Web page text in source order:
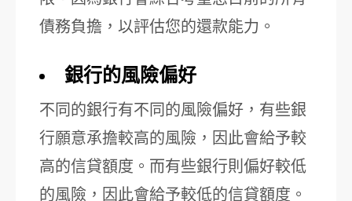
債務負擔，以評估您的還款能力。
銀行的風險偏好
不同的銀行有不同的風險偏好，有些銀
行願意承擔較高的風險，因此會給予較
高的信貸額度。而有些銀行則偏好較低
的風險，因此會給予較低的信貸額度。